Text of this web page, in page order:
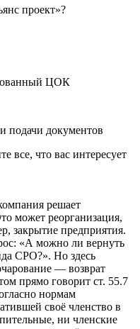
проект»?
ЦОК
подачи документов
все, что вас интересует
решает
может реорганизация,
закрытие предприятия.
«А можно ли вернуть
СРО?». Но здесь
— возврат
прямо говорит ст. 55.7
нормам
своё членство в
ни членские